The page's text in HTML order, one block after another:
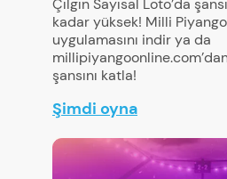
Çılgın Sayısal Loto’da
kadar yüksek! Milli
uygulamasını indir ya da
şansını katla!
Şimdi oyna